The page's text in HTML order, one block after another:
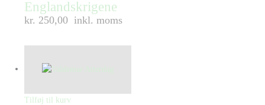
Englandskrigene
kr. 250,00 inkl. moms
Tilføj til kurv